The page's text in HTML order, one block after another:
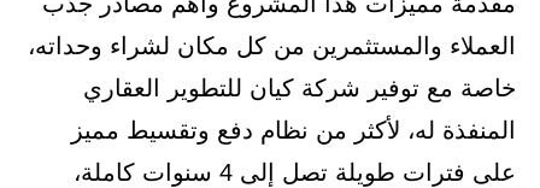
العملاء والمستثمرين من كل مكان لشراء وحداته،
خاصة مع توفير شركة كيان للتطوير العقاري
المنفذة له، لأكثر من نظام دفع وتقسيط مميز
على فترات طويلة تصل إلى 4 سنوات كاملة،